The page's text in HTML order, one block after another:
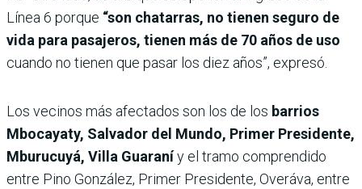
Línea 6 porque “son chatarras, no tienen seguro de
vida para pasajeros, tienen más de 70 años de uso
cuando no tienen que pasar los diez años”, expresó.
Los vecinos más afectados son los de los barrios
Mbocayaty, Salvador del Mundo, Primer Presidente,
Mburucuyá, Villa Guaraníy el tramo comprendido
entre Pino González, Primer Presidente, Overáva, entre